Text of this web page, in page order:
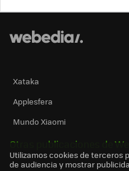
Xataka
Applesfera
Mundo Xiaomi
Otras publicaciones de
Utilizamos cookies de terceros
de audiencia y mostrar